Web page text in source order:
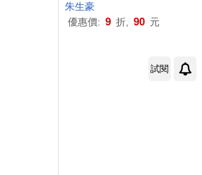
朱生豪
優惠價: 9 折, 90 元
試閱